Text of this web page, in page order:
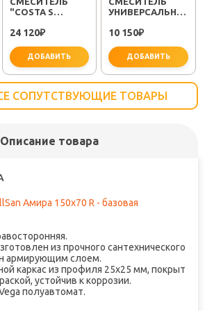
"COSTA S
24 120₽
ДОБАВИТЬ
УНИВЕРСАЛЬНЫЙ
LM1151C"
10 150₽
ДОБАВИТЬ
СОПУТСТВУЮЩИЕ ТОВАРЫ
Описание товара
Амира 150x70 R - базовая
из прочного сантехнического
армирующим слоем.
каркас из профиля 25х25 мм, покрыт
устойчив к коррозии.
полуавтомат.